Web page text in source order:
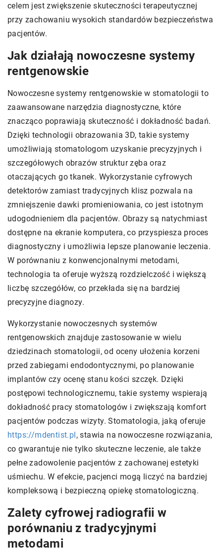
celem jest zwiększenie skuteczności terapeutycznej
przy zachowaniu wysokich standardów bezpieczeństwa
pacjentów.
Jak działają nowoczesne systemy
rentgenowskie
Nowoczesne systemy rentgenowskie w stomatologii to
zaawansowane narzędzia diagnostyczne, które
znacząco poprawiają skuteczność i dokładność badań.
Dzięki technologii obrazowania 3D, takie systemy
umożliwiają stomatologom uzyskanie precyzyjnych i
szczegółowych obrazów struktur zęba oraz
otaczających go tkanek. Wykorzystanie cyfrowych
detektorów zamiast tradycyjnych klisz pozwala na
zmniejszenie dawki promieniowania, co jest istotnym
udogodnieniem dla pacjentów. Obrazy są natychmiast
dostępne na ekranie komputera, co przyspiesza proces
diagnostyczny i umożliwia lepsze planowanie leczenia.
W porównaniu z konwencjonalnymi metodami,
technologia ta oferuje wyższą rozdzielczość i większą
liczbę szczegółów, co przekłada się na bardziej
precyzyjne diagnozy.
Wykorzystanie nowoczesnych systemów
rentgenowskich znajduje zastosowanie w wielu
dziedzinach stomatologii, od oceny ułożenia korzeni
przed zabiegami endodontycznymi, po planowanie
implantów czy ocenę stanu kości szczęk. Dzięki
postępowi technologicznemu, takie systemy wspierają
dokładność pracy stomatologów i zwiększają komfort
pacjentów podczas wizyty. Stomatologia, jaką oferuje
https://mdentist.pl, stawia na nowoczesne rozwiązania,
co gwarantuje nie tylko skuteczne leczenie, ale także
pełne zadowolenie pacjentów z zachowanej estetyki
uśmiechu. W efekcie, pacjenci mogą liczyć na bardziej
kompleksową i bezpieczną opiekę stomatologiczną.
Zalety cyfrowej radiografii w
porównaniu z tradycyjnymi
metodami